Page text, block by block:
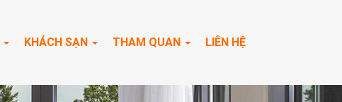
KHÁCH SẠN THAM QUAN LIÊN HỆ